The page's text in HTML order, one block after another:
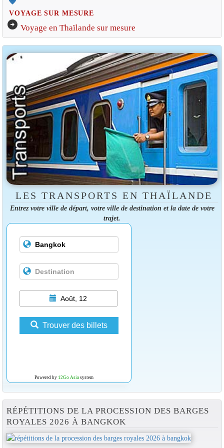
VOYAGE SUR MESURE
arrow_circle_right Voyage en Thaïlande sur mesure
LES TRANSPORTS EN THAÏLANDE
Entrez votre ville de départ, votre ville de destination et la date de votre
trajet.
Août, 12
Trouver des billets
Powered by 12Go Asiasystem
RÉPÉTITIONS DE LA PROCESSION DES BARGES
ROYALES 2026 À BANGKOK